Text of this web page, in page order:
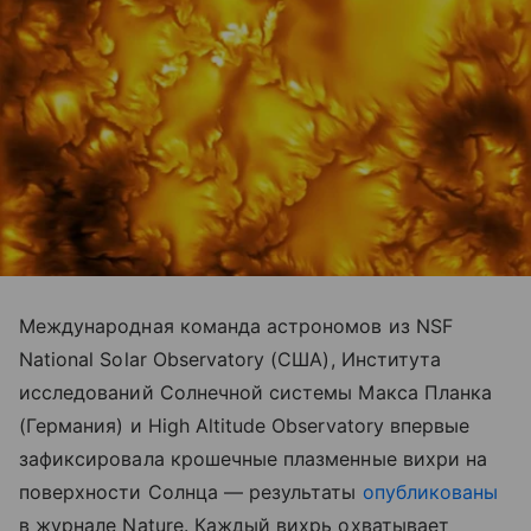
Международная команда астрономов из NSF
National Solar Observatory (США), Института
исследований Солнечной системы Макса Планка
(Германия) и High Altitude Observatory впервые
зафиксировала крошечные плазменные вихри на
поверхности Солнца — результаты опубликованы
в журнале Nature. Каждый вихрь охватывает